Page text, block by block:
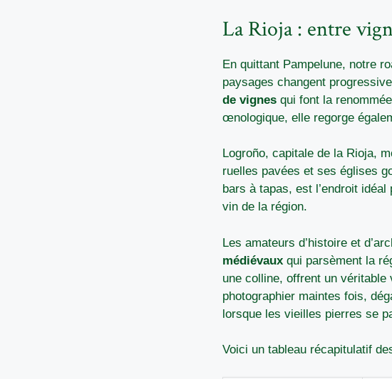
La Rioja : entre
En quittant Pampelune, notre
paysages changent
de vignes qui font la
œnologique, elle regorge
Logroño, capitale de la Rioja,
ruelles pavées et ses églises
bars à tapas, est l’endroit
vin de la région.
Les amateurs d’histoire et
médiévaux qui parsèment la
une colline, offrent un véritable
photographier maintes fois,
lorsque les vieilles pierres se
Voici un tableau récapitulatif